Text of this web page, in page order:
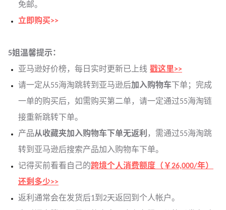
免邮。
立即购买>>
5姐温馨提示：
亚马逊好价榜，每日实时更新已上线 戳这里>>
请一定从55海淘跳转到亚马逊后加入购物车 下单；完成
一单的购买后，如需购买第二单，请一定通过55海淘链
接重新跳转下单。
产品从收藏夹加入购物车下单无返利 ，需通过55海淘跳
转到亚马逊后搜索产品加入购物车下单。
记得买前看看自己的跨境个人消费额度（￥26,000/年）
还剩多少>>
返利通常会在发货后1到2天返回到个人帐户。